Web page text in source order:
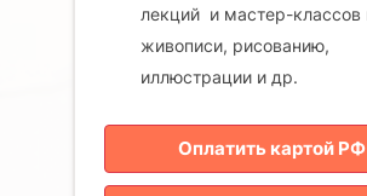
лекций и мастер-классов
живописи, рисованию,
иллюстрации и др.
Оплатить картой РФ